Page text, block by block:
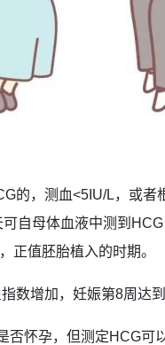
的，测血<5IU/L，或
自母体血液中测到
正值胚胎植入的时期。
数增加，妊娠第8周达
否怀孕，但测定HCG可